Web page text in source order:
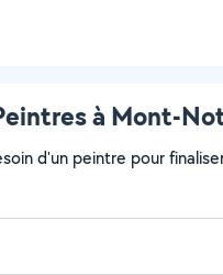
à Mont-
d'un peintre pour